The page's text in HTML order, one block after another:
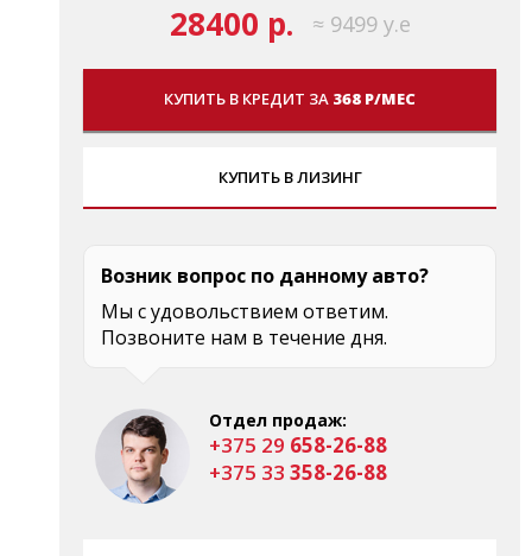
28400 р. ≈ 9499 у.е
КУПИТЬ В КРЕДИТ ЗА 368 Р/МЕС
КУПИТЬ В ЛИЗИНГ
Возник вопрос по данному авто?
Мы с удовольствием ответим.
Позвоните нам в течение дня.
Отдел продаж:
+375 29 658-26-88
+375 33 358-26-88